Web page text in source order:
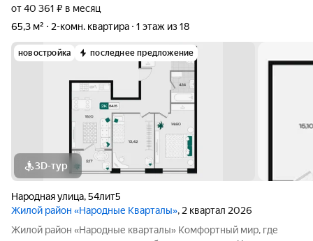
от 40 361 ₽ в месяц
65,3 м²
2-комн. квартира 1 этаж из 18
новостройка последнее предложение
3D-тур
Народная улица,54лит5
Жилой район «Народные Кварталы», 2 квартал 2026
Жилой район «Народные кварталы» Комфортный мир, где